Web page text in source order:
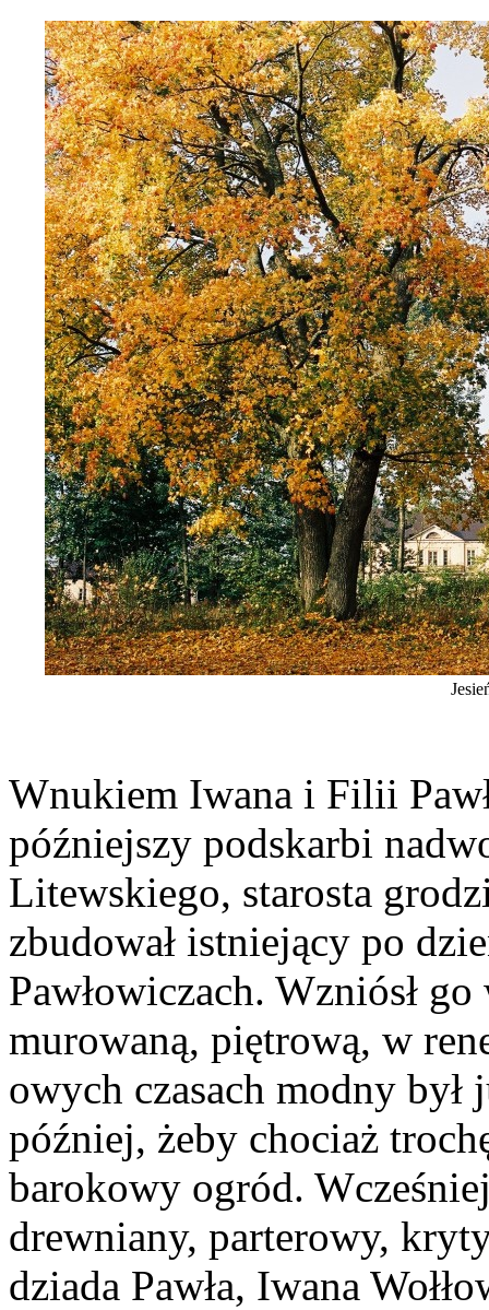
Wnukiem Iwana i Filii
późniejszy podskarbi
Litewskiego, starosta
zbudował istniejący po
Pawłowiczach. Wzniósł
murowaną, piętrową, w
owych czasach modny
później, żeby chociaż
barokowy ogród.
drewniany, parterowy,
dziada Pawła, Iwana